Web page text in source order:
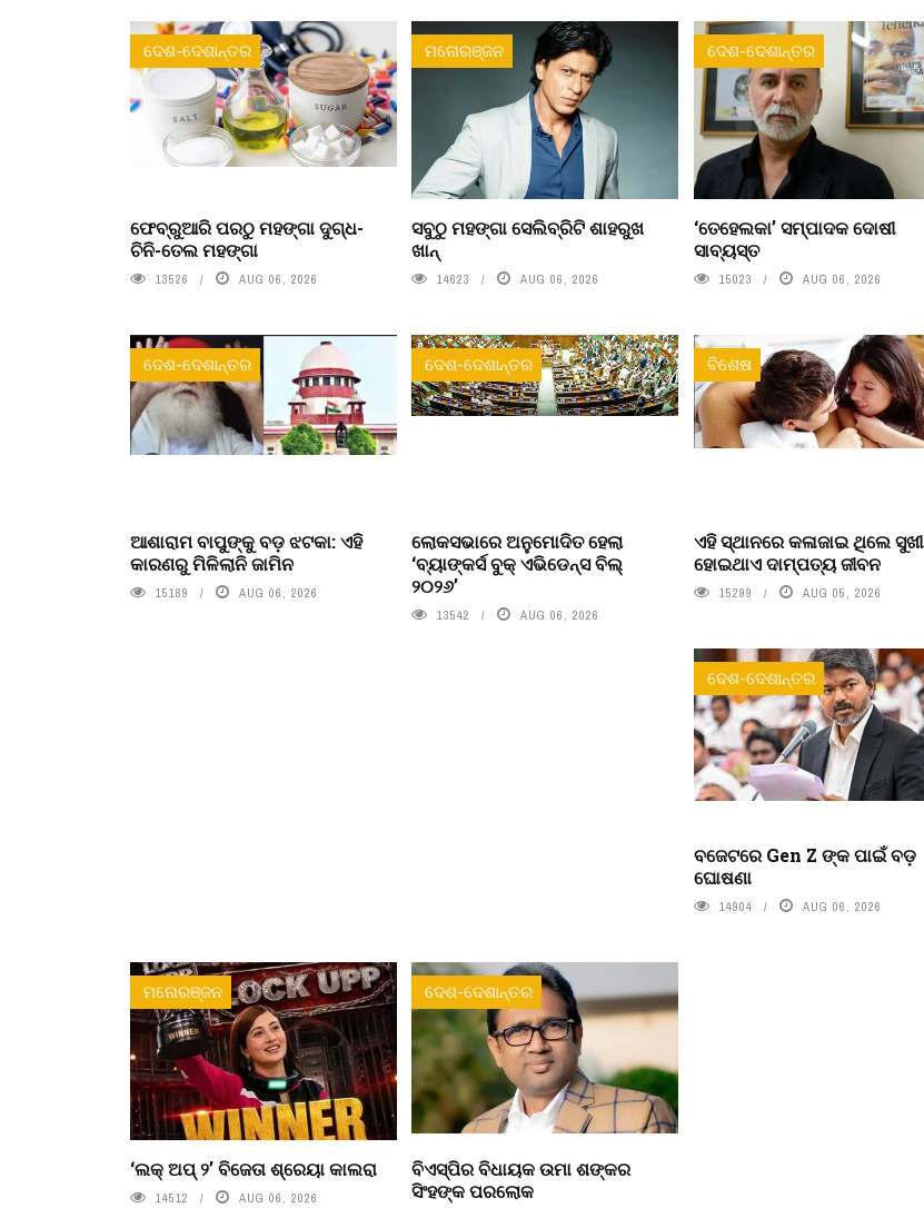
ଦେଶ-ଦେଶାନ୍ତର
ଫେବ୍ରୁଆରି ପରଠୁ ମହଙ୍ଗା ଦୁଗ୍ଧ-
ଚିନି-ତେଲ ମହଙ୍ଗା
13526 AUG 06, 2026
ମନୋରଞ୍ଜନ
ସବୁଠୁ ମହଙ୍ଗା ସେଲିବ୍ରିଟି ଶାହରୁଖ
ଖାନ୍
14623 AUG 06, 2026
ଦେଶ-ଦେଶାନ୍ତର
‘ତେହେଲକା’ ସମ୍ପାଦକ ଦୋଷୀ
ସାବ୍ୟସ୍ତ
15023 AUG 06, 2026
ଦେଶ-ଦେଶାନ୍ତର
ଆଶାରାମ ବାପୁଙ୍କୁ ବଡ଼ ଝଟକା: ଏହି
କାରଣରୁ ମିଳିଲାନି ଜାମିନ
15189 AUG 06, 2026
ଦେଶ-ଦେଶାନ୍ତର
ଲୋକସଭାରେ ଅନୁମୋଦିତ ହେଲା
‘ବ୍ୟାଙ୍କର୍ସ ବୁକ୍ ଏଭିଡେନ୍ସ ବିଲ୍
୨୦୨୬’
13542 AUG 06, 2026
ବିଶେଷ
ଏହି ସ୍ଥାନରେ କଳାଜାଇ ଥିଲେ ସୁଖୀ
ହୋଇଥାଏ ଦାମ୍ପତ୍ୟ ଜୀବନ
15299 AUG 05, 2026
ଦେଶ-ଦେଶାନ୍ତର
ବଜେଟରେ Gen Z ଙ୍କ ପାଇଁ ବଡ଼
ଘୋଷଣା
14904 AUG 06, 2026
ମନୋରଞ୍ଜନ
‘ଲକ୍ ଅପ୍ ୨’ ବିଜେତା ଶ୍ରେୟା କାଲରା
14512 AUG 06, 2026
ଦେଶ-ଦେଶାନ୍ତର
ବିଏସ୍‌ପିର ବିଧାୟକ ଉମା ଶଙ୍କର
ସିଂହଙ୍କ ପରଲୋକ